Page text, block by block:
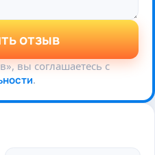
отзыв
вы соглашаетесь с
.